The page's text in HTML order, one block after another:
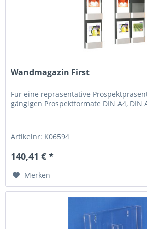
Wandmagazin First
Für eine repräsentative
gängigen Prospektformate DIN A4, DIN
Artikelnr: K06594
140,41 € *
Merken